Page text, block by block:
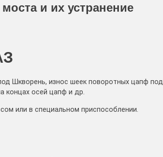
и их устранение
Шкворень, износ шеек поворотных цапф под
концах осей цапф и др.
или в специальном приспособлении.